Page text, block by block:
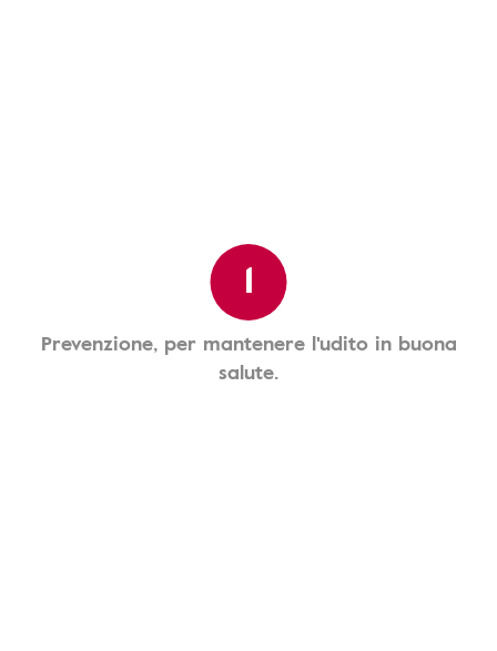
1
Prevenzione, per mantenere l'udito in buona
salute.